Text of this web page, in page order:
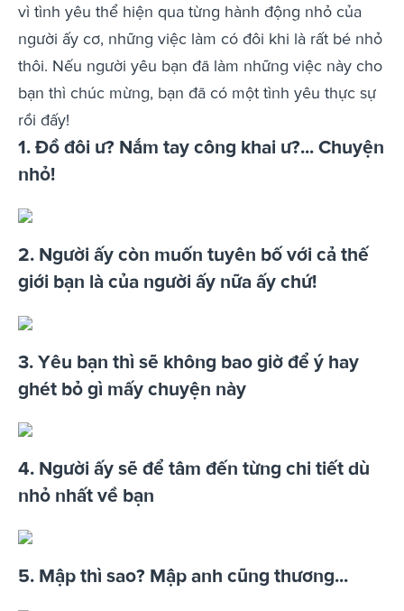
vì tình yêu thể hiện qua từng hành động nhỏ của
người ấy cơ, những việc làm có đôi khi là rất bé nhỏ
thôi. Nếu người yêu bạn đã làm những việc này cho
bạn thì chúc mừng, bạn đã có một tình yêu thực sự
rồi đấy!
1. Đồ đôi ư? Nắm tay công khai ư?... Chuyện
nhỏ!
2. Người ấy còn muốn tuyên bố với cả thế
giới bạn là của người ấy nữa ấy chứ!
3. Yêu bạn thì sẽ không bao giờ để ý hay
ghét bỏ gì mấy chuyện này
4. Người ấy sẽ để tâm đến từng chi tiết dù
nhỏ nhất về bạn
5. Mập thì sao? Mập anh cũng thương...